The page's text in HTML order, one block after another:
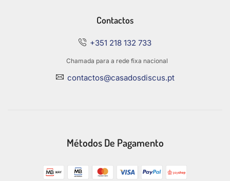
Contactos
+351 218 132 733
Chamada para a rede fixa nacional
contactos@casadosdiscus.pt
Métodos De Pagamento